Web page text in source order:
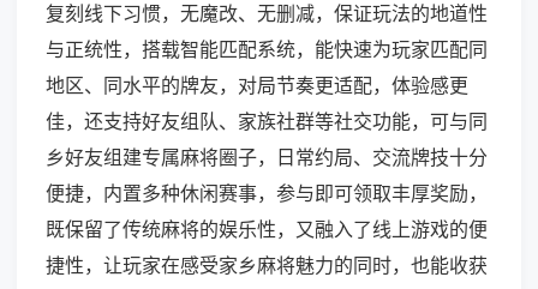
复刻线下习惯，无魔改、无删减，保证玩法的地道性
与正统性，搭载智能匹配系统，能快速为玩家匹配同
地区、同水平的牌友，对局节奏更适配，体验感更
佳，还支持好友组队、家族社群等社交功能，可与同
乡好友组建专属麻将圈子，日常约局、交流牌技十分
便捷，内置多种休闲赛事，参与即可领取丰厚奖励，
既保留了传统麻将的娱乐性，又融入了线上游戏的便
捷性，让玩家在感受家乡麻将魅力的同时，也能收获